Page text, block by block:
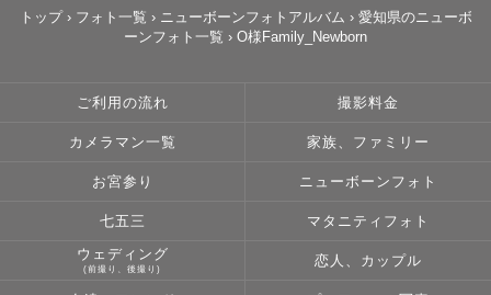
トップ› フォト一覧 › ニューボーンフォトアルバム › 愛知県のニューボ
ーンフォト一覧 › O様Family_Newborn
ご利用の流れ 撮影料金
カメラマン一覧 家族、ファミリー
お宮参り ニューボーンフォト
七五三 マタニティフォト
ウェディング
(前撮り、後撮り)
恋人、カップル